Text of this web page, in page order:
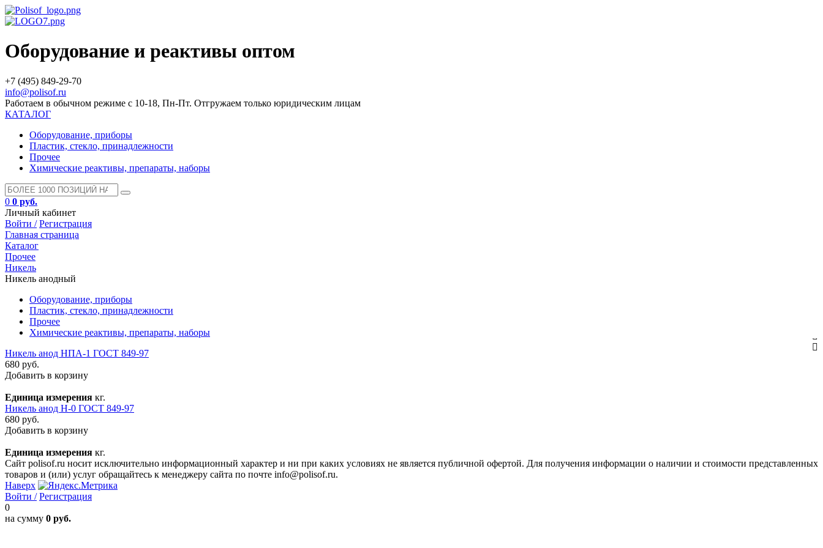
Оборудование и реактивы оптом
+7 (495) 849-29-70
info@polisof.ru
Работаем в обычном режиме с 10-18, Пн-Пт. Отгружаем только юридическим лицам
КАТАЛОГ
Оборудование, приборы
Пластик, стекло, принадлежности
Прочее
Химические реактивы, препараты, наборы
0 0 руб.
Личный кабинет
Войти / Регистрация
Главная страница
Каталог
Прочее
Никель
Никель анодный
Оборудование, приборы
Пластик, стекло, принадлежности
Прочее
Химические реактивы, препараты, наборы
Никель анод НПА-1 ГОСТ 849-97
680 руб.
Добавить в корзину
Единица измерения кг.
Никель анод Н-0 ГОСТ 849-97
680 руб.
Добавить в корзину
Единица измерения кг.
Сайт polisof.ru носит исключительно информационный характер и ни при каких условиях не является публичной офертой. Для получения информации о наличии и стоимости представленных
товаров и (или) услуг обращайтесь к менеджеру сайта по почте info@polisof.ru.
Наверх
Войти / Регистрация
0
на сумму 0 руб.